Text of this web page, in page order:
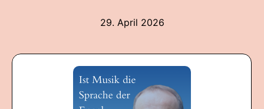
29. April 2026